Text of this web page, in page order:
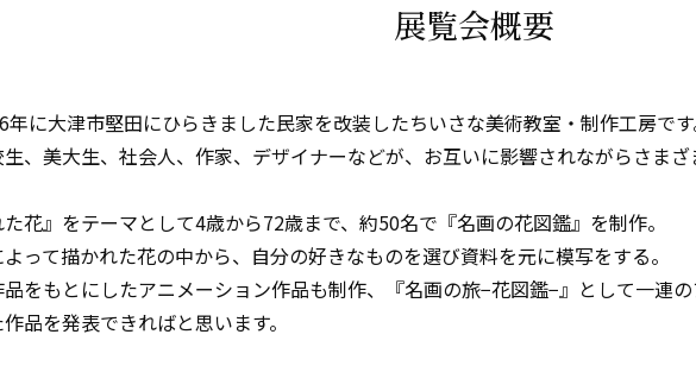
展覧会概要
年に大津市堅田にひらきました民家を改装したちいさな美術教室・制作工房です
、美大生、社会人、作家、デザイナーなどが、お互いに影響されながらさまざ
花』をテーマとして4歳から72歳まで、約50名で『名画の花図鑑』を制作。
って描かれた花の中から、自分の好きなものを選び資料を元に模写をする。
をもとにしたアニメーション作品も制作、『名画の旅−花図鑑−』として一連
品を発表できればと思います。